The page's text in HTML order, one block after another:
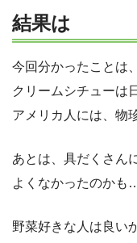
結果は
今回分かったことは
クリームシチューは
アメリカ人には、物
あとは、具だくさん
よくなかったのかも
野菜好きな人は良い